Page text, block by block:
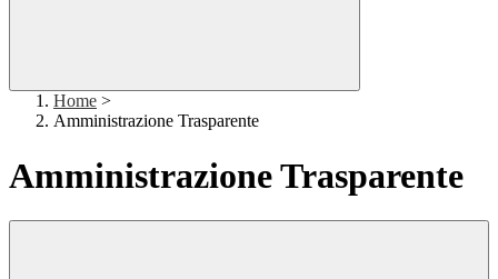
Home >
Amministrazione Trasparente
Amministrazione Trasparente